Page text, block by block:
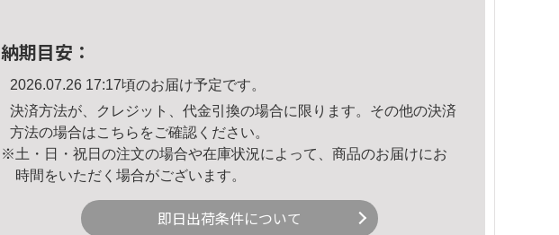
納期目安：
2026.07.26 17:17頃のお届け予定です。
決済方法が、クレジット、代金引換の場合に限ります。その他の決済
方法の場合はこちら をご確認ください。
※土・日・祝日の注文の場合や在庫状況によって、商品のお届けにお
時間をいただく場合がございます。
即日出荷条件について